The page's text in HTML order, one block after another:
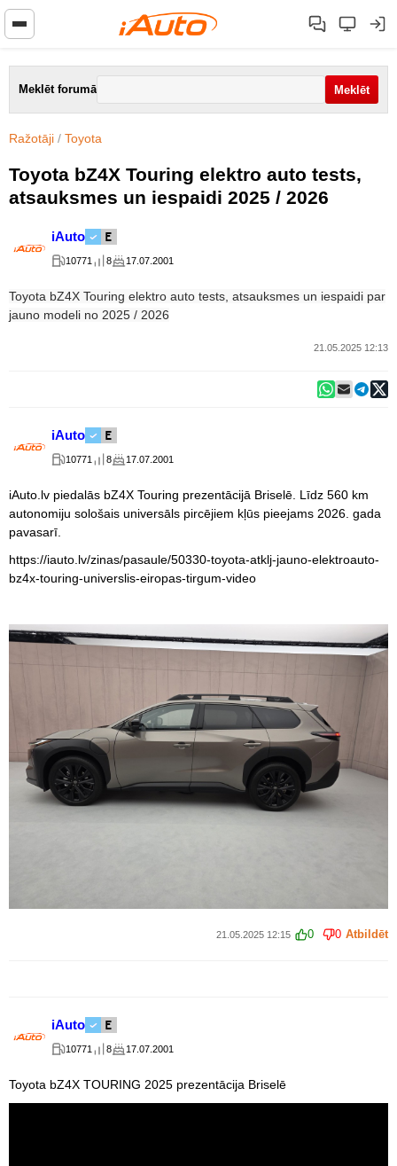
Meklēt forumā
Ražotāji / Toyota
Toyota bZ4X Touring elektro auto tests,
atsauksmes un iespaidi 2025 / 2026
iAuto
10771 8 17.07.2001
Toyota bZ4X Touring elektro auto tests, atsauksmes un iespaidi par
jauno modeli no 2025 / 2026
21.05.2025 12:13
iAuto
10771 8 17.07.2001
iAuto.lv piedalās bZ4X Touring prezentācijā Briselē. Līdz 560 km
autonomiju sološais universāls pircējiem kļūs pieejams 2026. gada
pavasarī.
https://iauto.lv/zinas/pasaule/50330-toyota-atklj-jauno-elektroauto-
bz4x-touring-universlis-eiropas-tirgum-video
21.05.2025 12:15 0 0 Atbildēt
iAuto
10771 8 17.07.2001
Toyota bZ4X TOURING 2025 prezentācija Briselē